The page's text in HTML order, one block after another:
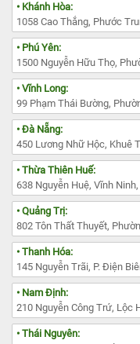
• Khánh Hòa:
1058 Cao Thắng, Phước
• Phú Yên:
1500 Nguyễn Hữu Thọ,
• Vĩnh Long:
99 Phạm Thái Bường,
• Đà Nẵng:
450 Lương Nhữ Hộc, Khuê
• Thừa Thiên Huế:
638 Nguyễn Huệ, Vĩnh
• Quảng Trị:
802 Tôn Thất Thuyết,
• Thanh Hóa:
145 Nguyễn Trãi, P. Điện
• Nam Định:
210 Nguyễn Công Trứ, Lộc
• Thái Nguyên: